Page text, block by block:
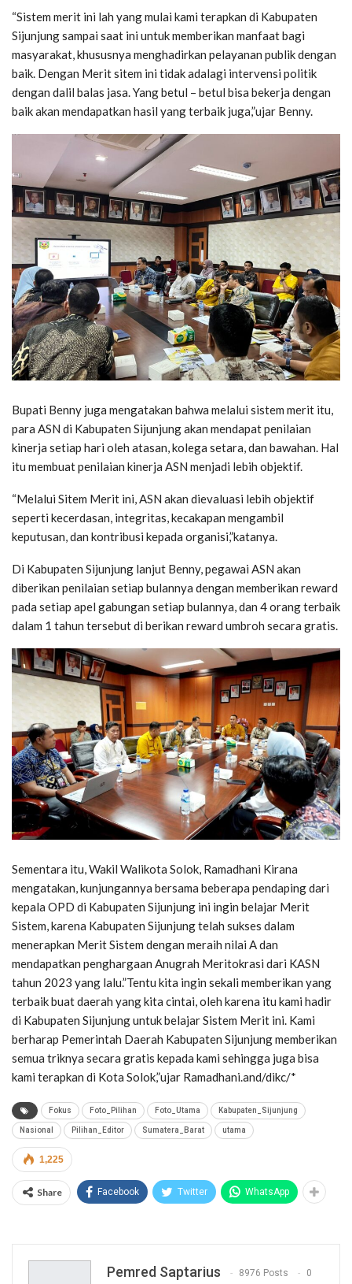
“Sistem merit ini lah yang mulai kami terapkan di Kabupaten
Sijunjung sampai saat ini untuk memberikan manfaat bagi
masyarakat, khususnya menghadirkan pelayanan publik dengan
baik. Dengan Merit sitem ini tidak adalagi intervensi politik
dengan dalil balas jasa. Yang betul – betul bisa bekerja dengan
baik akan mendapatkan hasil yang terbaik juga,”ujar Benny.
Bupati Benny juga mengatakan bahwa melalui sistem merit itu,
para ASN di Kabupaten Sijunjung akan mendapat penilaian
kinerja setiap hari oleh atasan, kolega setara, dan bawahan. Hal
itu membuat penilaian kinerja ASN menjadi lebih objektif.
“Melalui Sitem Merit ini, ASN akan dievaluasi lebih objektif
seperti kecerdasan, integritas, kecakapan mengambil
keputusan, dan kontribusi kepada organisi,”katanya.
Di Kabupaten Sijunjung lanjut Benny, pegawai ASN akan
diberikan penilaian setiap bulannya dengan memberikan reward
pada setiap apel gabungan setiap bulannya, dan 4 orang terbaik
dalam 1 tahun tersebut di berikan reward umbroh secara gratis.
Sementara itu, Wakil Walikota Solok, Ramadhani Kirana
mengatakan, kunjungannya bersama beberapa pendaping dari
kepala OPD di Kabupaten Sijunjung ini ingin belajar Merit
Sistem, karena Kabupaten Sijunjung telah sukses dalam
menerapkan Merit Sistem dengan meraih nilai A dan
mendapatkan penghargaan Anugrah Meritokrasi dari KASN
tahun 2023 yang lalu.”Tentu kita ingin sekali memberikan yang
terbaik buat daerah yang kita cintai, oleh karena itu kami hadir
di Kabupaten Sijunjung untuk belajar Sistem Merit ini. Kami
berharap Pemerintah Daerah Kabupaten Sijunjung memberikan
semua triknya secara gratis kepada kami sehingga juga bisa
kami terapkan di Kota Solok,”ujar Ramadhani.and/dikc/*
Fokus Foto_Pilihan Foto_Utama Kabupaten_Sijunjung
Nasional Pilihan_Editor Sumatera_Barat utama
1,225
Share Facebook Twitter WhatsApp
Pemred Saptarius 8976 Posts 0